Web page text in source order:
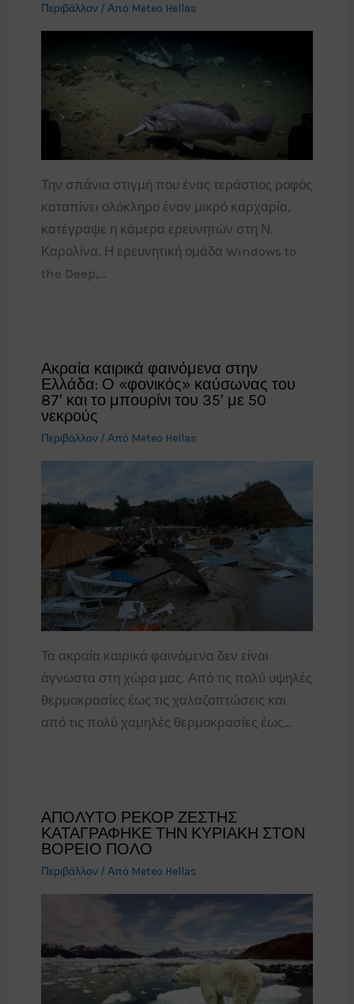
Περιβάλλον/ Από Meteo Hellas
Την σπάνια στιγμή που ένας τεράστιος ροφός
καταπίνει ολόκληρο έναν μικρό καρχαρία,
κατέγραψε η κάμερα ερευνητών στη Ν.
Καρολίνα. Η ερευνητική ομάδα Windows to
the Deep,…
Ακραία καιρικά φαινόμενα στην
Ελλάδα: Ο «φονικός» καύσωνας του
87′ και το μπουρίνι του 35′ με 50
νεκρούς
Περιβάλλον/ Από Meteo Hellas
Τα ακραία καιρικά φαινόμενα δεν είναι
άγνωστα στη χώρα μας. Από τις πολύ υψηλές
θερμοκρασίες έως τις χαλαζοπτώσεις και
από τις πολύ χαμηλές θερμοκρασίες έως…
ΑΠΟΛΥΤΟ ΡΕΚΟΡ ΖΕΣΤΗΣ
ΚΑΤΑΓΡΑΦΗΚΕ ΤΗΝ ΚΥΡΙΑΚΗ ΣΤΟΝ
ΒΟΡΕΙΟ ΠΟΛΟ
Περιβάλλον/ Από Meteo Hellas